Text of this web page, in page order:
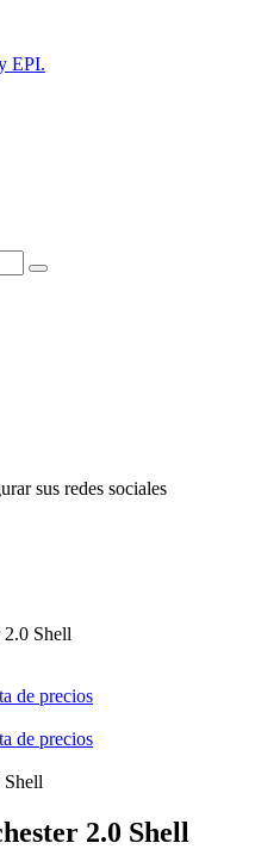
sus redes sociales
Shell
de precios
de precios
2.0 Shell